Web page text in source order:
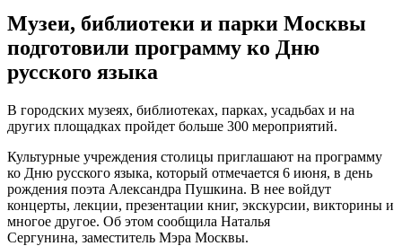
Музеи, библиотеки и парки Москвы
подготовили программу ко Дню
русского языка
В городских музеях, библиотеках, парках, усадьбах и на
других площадках пройдет больше 300 мероприятий.
Культурные учреждения столицы приглашают на программу
ко Дню русского языка, который отмечается 6 июня, в день
рождения поэта Александра Пушкина. В нее войдут
концерты, лекции, презентации книг, экскурсии, викторины и
многое другое. Об этом сообщила Наталья
Сергунина, заместитель Мэра Москвы.